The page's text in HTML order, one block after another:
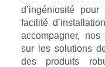
d’ingéniosité
facilité
accompagner, nos
sur les solutions
des produits